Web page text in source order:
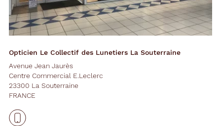
Opticien Le Collectif des Lunetiers La Souterraine
Avenue Jean Jaurès
Centre Commercial E.Leclerc
23300 La Souterraine
FRANCE